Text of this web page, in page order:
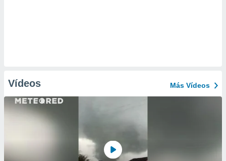
Vídeos Más Vídeos